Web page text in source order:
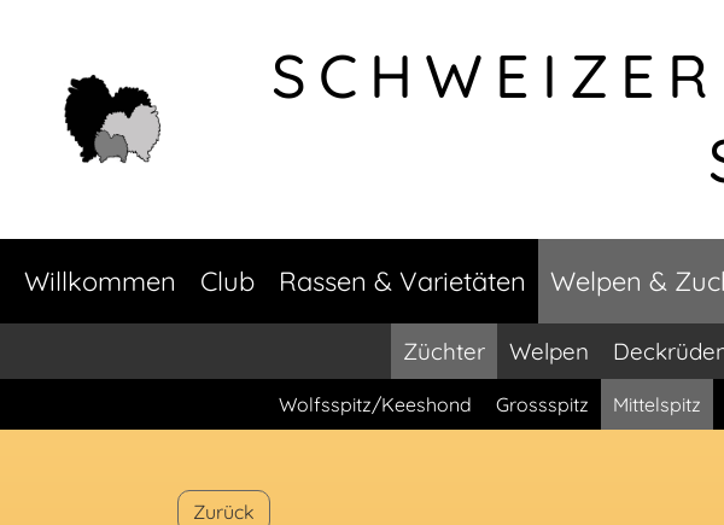
Willkommen Club Rassen & Varietäten Welpen &
Züchter Welpen
Wolfsspitz/Keeshond Grossspitz Mittelspitz
Zurück